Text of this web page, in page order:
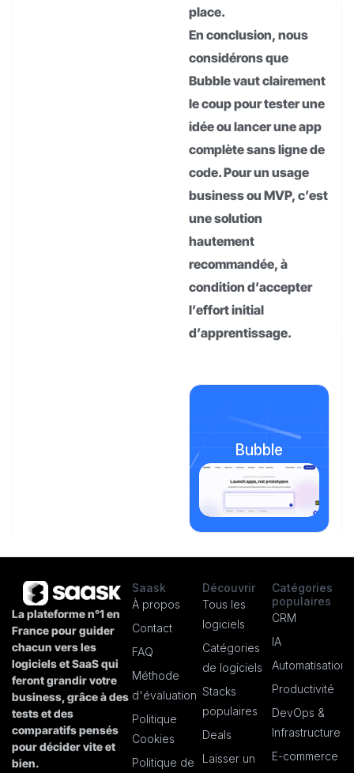
place.
En conclusion, nous
considérons que
Bubble vaut clairement
le coup pour tester une
idée ou lancer une app
complète sans ligne de
code. Pour un usage
business ou MVP, c’est
une solution
hautement
recommandée, à
condition d’accepter
l’effort initial
d’apprentissage.
Bubble
La plateforme n°1 en
France pour guider
chacun vers les
logiciels et SaaS qui
feront grandir votre
business, grâce à des
tests et des
comparatifs pensés
pour décider vite et
bien.
Saask
À propos
Contact
FAQ
Méthode
d'évaluation
Politique
Cookies
Politique de
Découvrir
Tous les
logiciels
Catégories
de logiciels
Stacks
populaires
Deals
Laisser un
Catégories
populaires
CRM
IA
Automatisation
Productivité
DevOps &
Infrastructure
E-commerce